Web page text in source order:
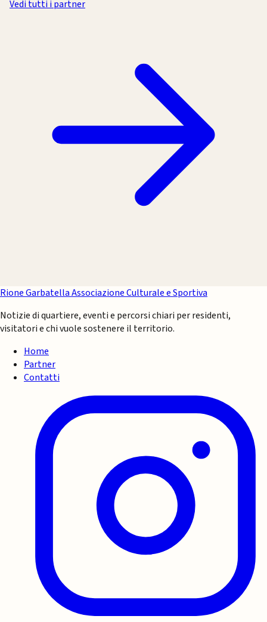
Vedi tutti i partner
Rione GarbatellaAssociazione Culturale e Sportiva
Notizie di quartiere, eventi e percorsi chiari per residenti,
visitatori e chi vuole sostenere il territorio.
Home
Partner
Contatti